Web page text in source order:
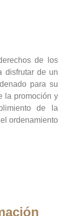
de los
disfrutar de un
para su
la promoción y
de la
ordenamiento